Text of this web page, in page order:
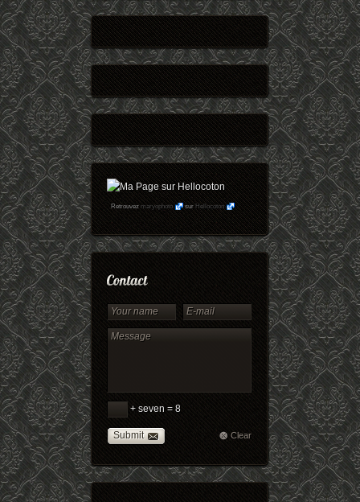
Retrouvezmaryophoto surHellocoton
+ seven = 8
Submit Clear